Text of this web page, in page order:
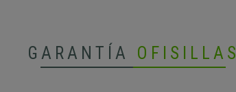
GARANTÍA OFISILLAS